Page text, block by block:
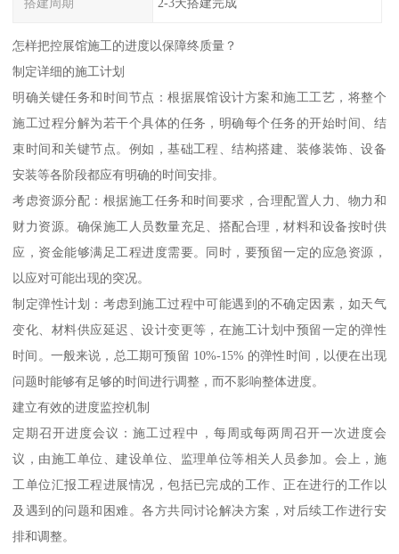
怎样把控展馆施工的进度以保障终质量？
制定详细的施工计划
明确关键任务和时间节点：根据展馆设计方案和施工工艺，将整个
施工过程分解为若干个具体的任务，明确每个任务的开始时间、结
束时间和关键节点。例如，基础工程、结构搭建、装修装饰、设备
安装等各阶段都应有明确的时间安排。
考虑资源分配：根据施工任务和时间要求，合理配置人力、物力和
财力资源。确保施工人员数量充足、搭配合理，材料和设备按时供
应，资金能够满足工程进度需要。同时，要预留一定的应急资源，
以应对可能出现的突况。
制定弹性计划：考虑到施工过程中可能遇到的不确定因素，如天气
变化、材料供应延迟、设计变更等，在施工计划中预留一定的弹性
时间。一般来说，总工期可预留 10%-15% 的弹性时间，以便在出现
问题时能够有足够的时间进行调整，而不影响整体进度。
建立有效的进度监控机制
定期召开进度会议：施工过程中，每周或每两周召开一次进度会
议，由施工单位、建设单位、监理单位等相关人员参加。会上，施
工单位汇报工程进展情况，包括已完成的工作、正在进行的工作以
及遇到的问题和困难。各方共同讨论解决方案，对后续工作进行安
排和调整。